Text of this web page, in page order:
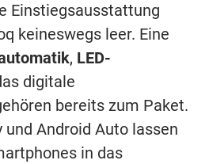
Einstiegsausstattung
keineswegs leer. Eine
, LED-
digitale
bereits zum Paket.
und Android Auto lassen
in das